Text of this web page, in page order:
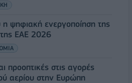
ψηφιακή ενεργοποίηση της
ΕΑΕ 2026
προοπτικές στις αγορές
αερίου στην Ευρώπη